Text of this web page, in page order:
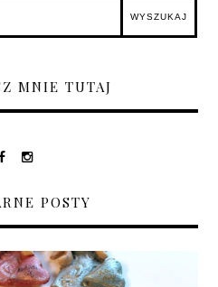
MNIE TUTAJ
POSTY